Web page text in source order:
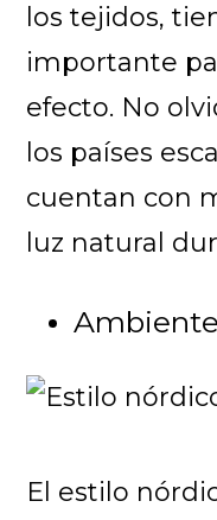
los tejidos,
importante
efecto. No
los países
cuentan con
luz natural
El estilo